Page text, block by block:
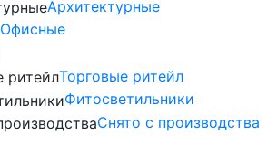
Архитектурные
Офисные
Торговые ритейл
Фитосветильники
Снято с производства